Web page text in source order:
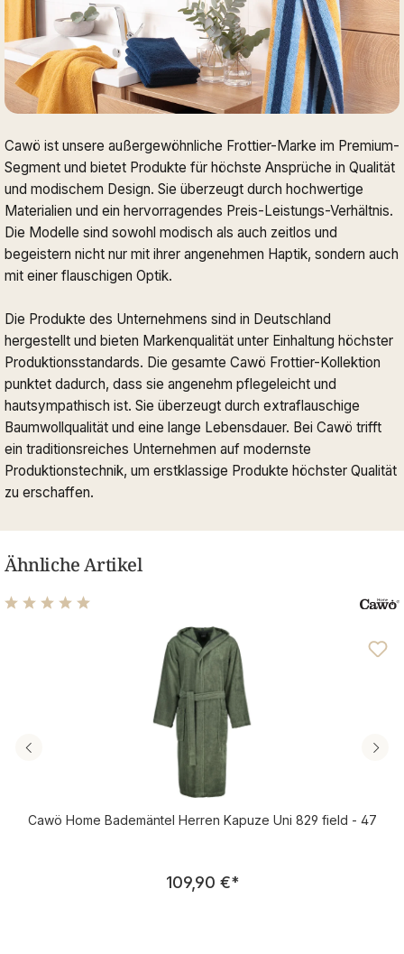
Cawö ist unsere außergewöhnliche Frottier-Marke im Premium-
Segment und bietet Produkte für höchste Ansprüche in Qualität
und modischem Design. Sie überzeugt durch hochwertige
Materialien und ein hervorragendes Preis-Leistungs-Verhältnis.
Die Modelle sind sowohl modisch als auch zeitlos und
begeistern nicht nur mit ihrer angenehmen Haptik, sondern auch
mit einer flauschigen Optik.
Die Produkte des Unternehmens sind in Deutschland
hergestellt und bieten Markenqualität unter Einhaltung höchster
Produktionsstandards. Die gesamte Cawö Frottier-Kollektion
punktet dadurch, dass sie angenehm pflegeleicht und
hautsympathisch ist. Sie überzeugt durch extraflauschige
Baumwollqualität und eine lange Lebensdauer. Bei Cawö trifft
ein traditionsreiches Unternehmen auf modernste
Produktionstechnik, um erstklassige Produkte höchster Qualität
zu erschaffen.
Ähnliche Artikel
Durchschnittliche Bewertung von 4.96 von 5 Sternen
Cawö Home Bademäntel Herren Kapuze Uni 829 field - 47
Regulärer Preis:
109,90 €*